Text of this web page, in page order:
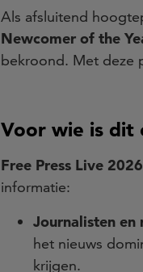
Als afsluitend
Newcomer of the
bekroond. Met deze
Voor wie is dit
Free Press Live 2026
informatie:
Journalisten en
het nieuws
krijgen.